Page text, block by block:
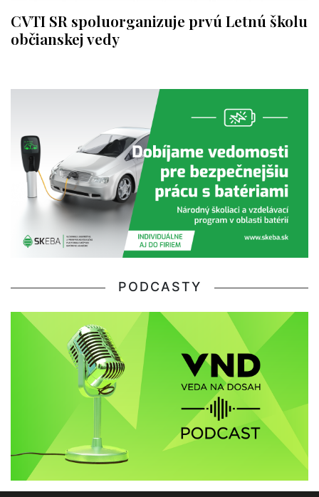
CVTI SR spoluorganizuje prvú Letnú školu
občianskej vedy
PODCASTY